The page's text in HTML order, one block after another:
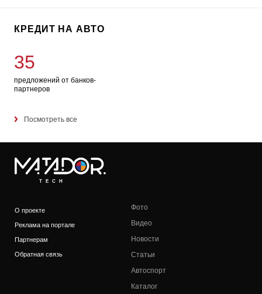
КРЕДИТ НА АВТО
35
предложений от банков-
партнеров
Посмотреть все
TECH
О проекте
Реклама на портале
Партнерам
Обратная связь
Фото
Видео
Новости
Статьи
Автоспорт
Каталог